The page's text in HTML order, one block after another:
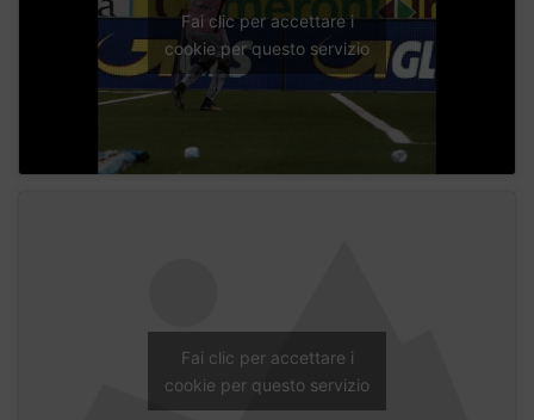
Fai clic per accettare i
cookie per questo servizio
Fai clic per accettare i
cookie per questo servizio